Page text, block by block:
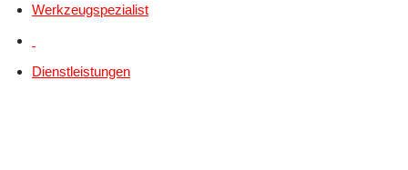
Werkzeugspezialist
Dienstleistungen